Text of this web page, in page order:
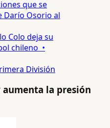
que se
Osorio al
Colo deja su
chileno •
División
aumenta la presión